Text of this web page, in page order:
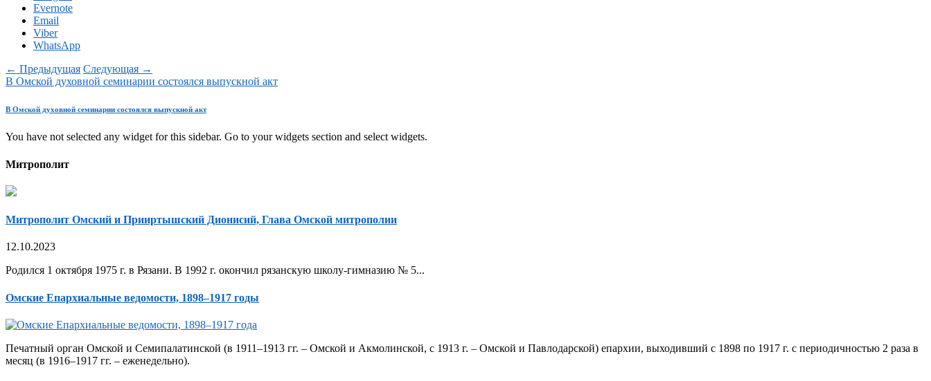
Evernote
Email
Viber
WhatsApp
← Предыдущая Следующая →
В Омской духовной семинарии состоялся выпускной акт
В Омской духовной семинарии состоялся выпускной акт
You have not selected any widget for this sidebar. Go to your widgets section and select widgets.
Митрополит
Митрополит Омский и Прииртышский Дионисий, Глава Омской митрополии
12.10.2023
Родился 1 октября 1975 г. в Рязани. В 1992 г. окончил рязанскую школу-гимназию № 5...
Омские Епархиальные ведомости, 1898–1917 годы
Печатный орган Омской и Семипалатинской (в 1911–1913 гг. – Омской и Акмолинской, с 1913 г. – Омской и Павлодарской) епархии, выходивший с 1898 по 1917 г. с периодичностью 2 раза в
месяц (в 1916–1917 гг. – еженедельно).